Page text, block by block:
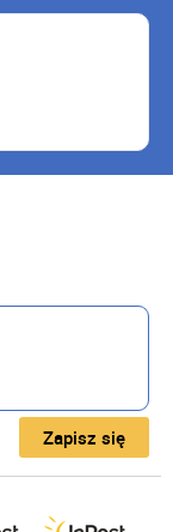
Zapisz się